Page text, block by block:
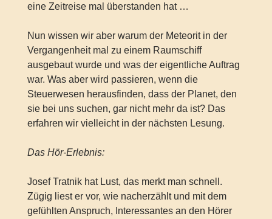
eine Zeitreise mal überstanden hat …
Nun wissen wir aber warum der Meteorit in der
Vergangenheit mal zu einem Raumschiff
ausgebaut wurde und was der eigentliche Auftrag
war. Was aber wird passieren, wenn die
Steuerwesen herausfinden, dass der Planet, den
sie bei uns suchen, gar nicht mehr da ist? Das
erfahren wir vielleicht in der nächsten Lesung.
Das Hör-Erlebnis:
Josef Tratnik hat Lust, das merkt man schnell.
Zügig liest er vor, wie nacherzählt und mit dem
gefühlten Anspruch, Interessantes an den Hörer